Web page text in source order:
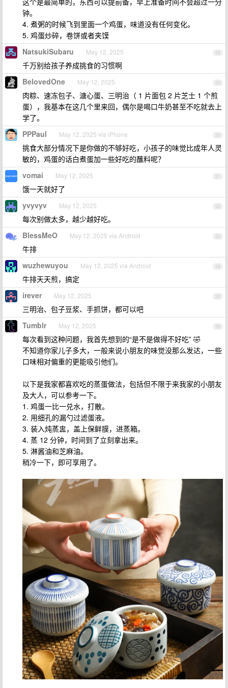
钟。
4. 煮粥的时候飞到里面一个鸡蛋，味道没有任何变化。
5. 鸡蛋炒碎，卷饼或者夹馍
28
NatsukiSubaru May 12, 2025
千万别给孩子养成挑食的习惯啊
29
BelovedOne May 12, 2025
肉粽、速冻包子、溏心蛋、三明治（ 1 片面包 2 片芝士 1 个煎
蛋），我基本在这几个里来回，偶尔是喝口牛奶甚至不吃就去上
学了。
30
PPPaul May 12, 2025 via iPhone
挑食大部分情况下是你做的不够好吃，小孩子的味觉比成年人灵
敏的，鸡蛋的话白煮蛋加一些好吃的蘸料呢？
31
vomai May 12, 2025
饿一天就好了
32
yvyvyv May 12, 2025
每次别做太多，越少越好吃。
33
BlessMeO May 12, 2025 via Android
牛排
34
wuzhewuyou May 12, 2025 via Android
牛排天天煎，搞定
35
irever May 12, 2025
三明治、包子豆浆、手抓饼，都可以吧
36
Tumblr May 12, 2025
每次看到这种问题，我首先想到的“是不是做得不好吃” 🤣
不知道你家儿子多大，一般来说小朋友的味觉没那么发达，一些
口味相对偏重的更能吸引他们。
以下是我家都喜欢吃的蒸蛋做法，包括但不限于来我家的小朋友
及大人，可以参考一下。
1. 鸡蛋一比一兑水，打散。
2. 用细孔的漏勺过滤蛋液。
3. 装入炖蒸盅，盖上保鲜膜，进蒸箱。
4. 蒸 12 分钟，时间到了立刻拿出来。
5. 淋酱油和芝麻油。
稍冷一下，即可享用了。